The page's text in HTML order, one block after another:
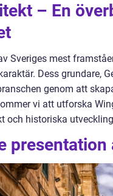
– En
Sveriges mest
Dess grundare,
genom att
vi att utforska
och historiska